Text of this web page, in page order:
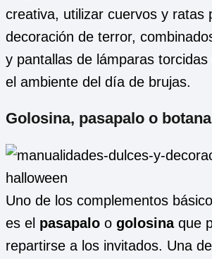
creativa, utilizar cuervos y ratas
decoración de terror,
y pantallas de lámparas
el ambiente del día de brujas.
Golosina, pasapalo o
Uno de los complementos
es el pasapalo o golosinaque
repartirse a los invitados. Una